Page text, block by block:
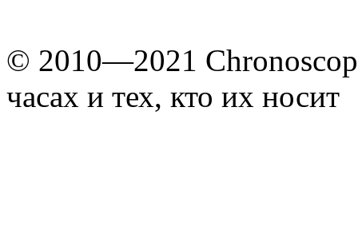
© 2010—2021
часах и тех, кто их носит